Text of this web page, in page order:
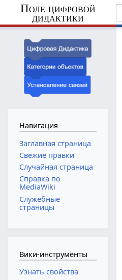
Поле цифровой
дидактики
Навигация
Заглавная страница
Свежие правки
Случайная страница
Справка по
MediaWiki
Служебные
страницы
Вики-инструменты
Узнать свойства